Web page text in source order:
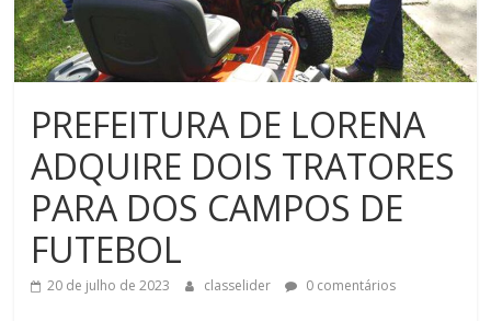
PREFEITURA DE LORENA
ADQUIRE DOIS TRATORES
PARA DOS CAMPOS DE
FUTEBOL
20 de julho de 2023 classelider 0 comentários